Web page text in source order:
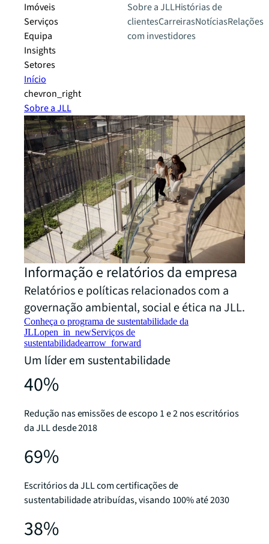
Imóveis
Serviços
Equipa
Insights
Setores
Sobre a JLLHistórias de
clientesCarreirasNotíciasRelações
com investidores
Início
chevron_right
Sobre a JLL
Informação e relatórios da empresa
Relatórios e políticas relacionados com a
governação ambiental, social e ética na JLL.
Conheça o programa de sustentabilidade da
JLLopen_in_newServiços de
sustentabilidadearrow_forward
Um líder em sustentabilidade
40%
Redução nas emissões de escopo 1 e 2 nos escritórios
da JLL desde 2018
69%
Escritórios da JLL com certificações de
sustentabilidade atribuídas, visando 100% até 2030
38%